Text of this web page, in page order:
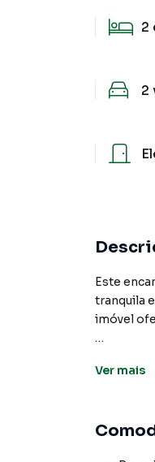
2
2
Este
tranquila
imóvel
Ver mais